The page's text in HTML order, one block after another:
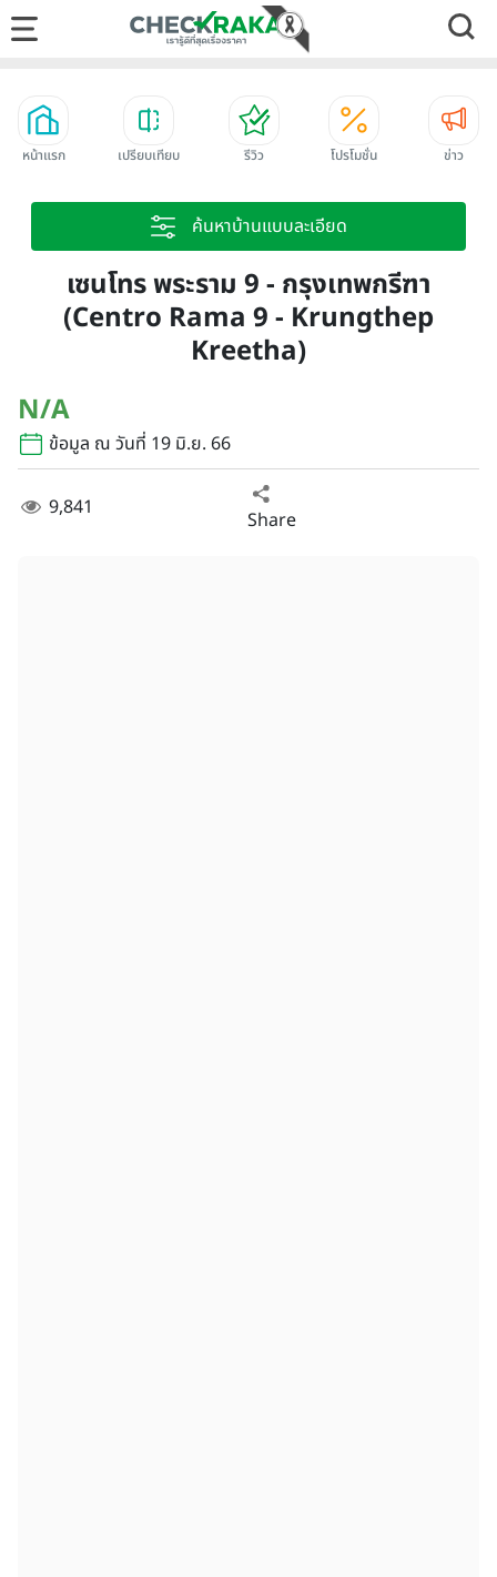
หน้าแรก เปรียบเทียบ รีวิว โปรโมชั่น ข่าว
ค้นหาบ้านแบบละเอียด
เซนโทร พระราม 9 - กรุงเทพกรีฑา
(Centro Rama 9 - Krungthep
Kreetha)
N/A
ข้อมูล ณ วันที่ 19 มิ.ย. 66
9,841 Share